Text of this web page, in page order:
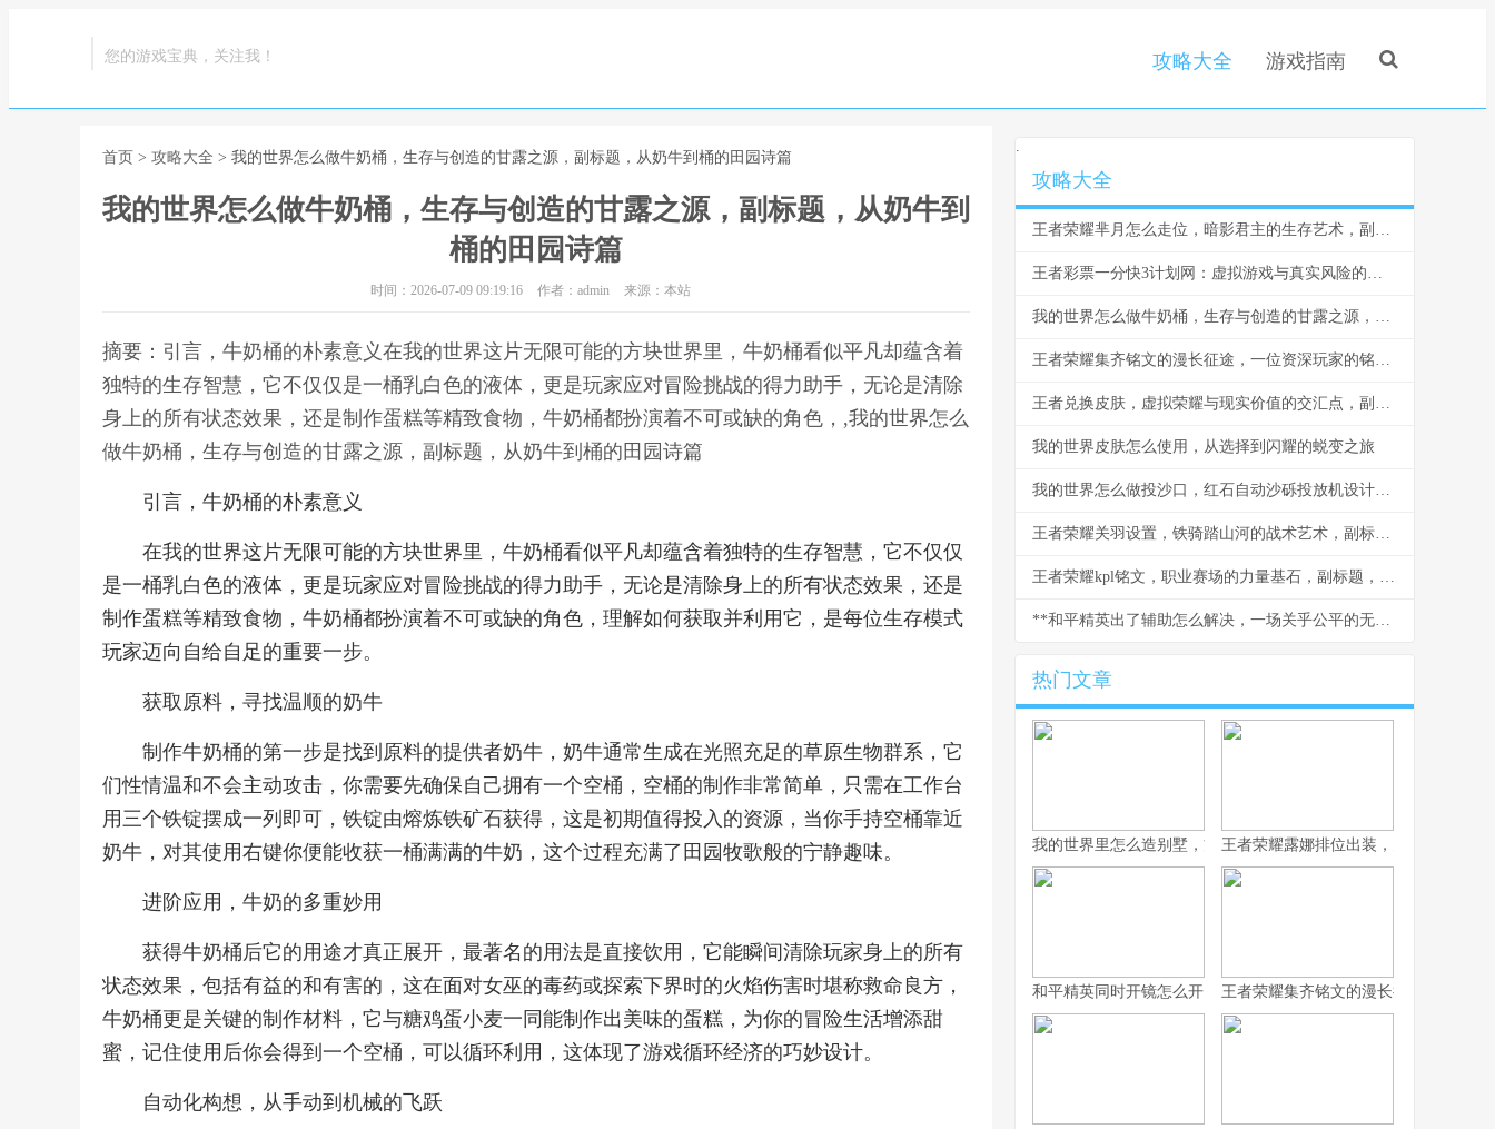
您的游戏宝典，关注我！ 攻略大全 游戏指南
首页 > 攻略大全 > 我的世界怎么做牛奶桶，生存与创造的甘露之源，副标题，从奶牛到桶的田园诗篇
我的世界怎么做牛奶桶，生存与创造的甘露之源，副标题，从奶牛到
桶的田园诗篇
时间：2026-07-09 09:19:16 作者：admin 来源：本站
摘要：引言，牛奶桶的朴素意义在我的世界这片无限可能的方块世界里，牛奶桶看似平凡却蕴含着
独特的生存智慧，它不仅仅是一桶乳白色的液体，更是玩家应对冒险挑战的得力助手，无论是清除
身上的所有状态效果，还是制作蛋糕等精致食物，牛奶桶都扮演着不可或缺的角色，,我的世界怎么
做牛奶桶，生存与创造的甘露之源，副标题，从奶牛到桶的田园诗篇
引言，牛奶桶的朴素意义
在我的世界这片无限可能的方块世界里，牛奶桶看似平凡却蕴含着独特的生存智慧，它不仅仅
是一桶乳白色的液体，更是玩家应对冒险挑战的得力助手，无论是清除身上的所有状态效果，还是
制作蛋糕等精致食物，牛奶桶都扮演着不可或缺的角色，理解如何获取并利用它，是每位生存模式
玩家迈向自给自足的重要一步。
获取原料，寻找温顺的奶牛
制作牛奶桶的第一步是找到原料的提供者奶牛，奶牛通常生成在光照充足的草原生物群系，它
们性情温和不会主动攻击，你需要先确保自己拥有一个空桶，空桶的制作非常简单，只需在工作台
用三个铁锭摆成一列即可，铁锭由熔炼铁矿石获得，这是初期值得投入的资源，当你手持空桶靠近
奶牛，对其使用右键你便能收获一桶满满的牛奶，这个过程充满了田园牧歌般的宁静趣味。
进阶应用，牛奶的多重妙用
获得牛奶桶后它的用途才真正展开，最著名的用法是直接饮用，它能瞬间清除玩家身上的所有
状态效果，包括有益的和有害的，这在面对女巫的毒药或探索下界时的火焰伤害时堪称救命良方，
牛奶桶更是关键的制作材料，它与糖鸡蛋小麦一同能制作出美味的蛋糕，为你的冒险生活增添甜
蜜，记住使用后你会得到一个空桶，可以循环利用，这体现了游戏循环经济的巧妙设计。
自动化构想，从手动到机械的飞跃
.
攻略大全
王者荣耀芈月怎么走位，暗影君主的生存艺术，副标题，穿梭战场的永恒之力
王者彩票一分快3计划网：虚拟游戏与真实风险的边界反思
我的世界怎么做牛奶桶，生存与创造的甘露之源，副标题，从奶牛到桶的田园诗篇
王者荣耀集齐铭文的漫长征途，一位资深玩家的铭文史诗
王者兑换皮肤，虚拟荣耀与现实价值的交汇点，副标题，一场数字情感的华丽冒险
我的世界皮肤怎么使用，从选择到闪耀的蜕变之旅
我的世界怎么做投沙口，红石自动沙砾投放机设计与实战
王者荣耀关羽设置，铁骑踏山河的战术艺术，副标题，冲锋陷阵的刀锋意志
王者荣耀kpl铭文，职业赛场的力量基石，副标题，细微之处定胜负乾坤
**和平精英出了辅助怎么解决，一场关乎公平的无声战争**
热门文章
我的世界里怎么造别墅，方块间的诗意栖居王者荣耀露娜排位出装，月下无限连
和平精英同时开镜怎么开，高手进阶的战术密钥
王者荣耀集齐铭文的漫长征途，一位资